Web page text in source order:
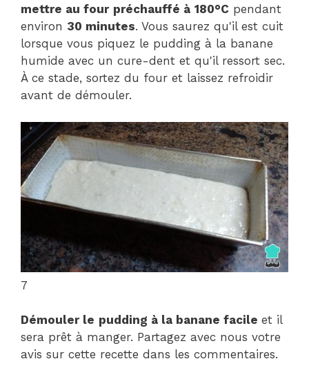
mettre au four préchauffé à 180°C pendant
environ 30 minutes. Vous saurez qu'il est cuit
lorsque vous piquez le pudding à la banane
humide avec un cure-dent et qu'il ressort sec.
À ce stade, sortez du four et laissez refroidir
avant de démouler.
7
Démouler le pudding à la banane facile et il
sera prêt à manger. Partagez avec nous votre
avis sur cette recette dans les commentaires.